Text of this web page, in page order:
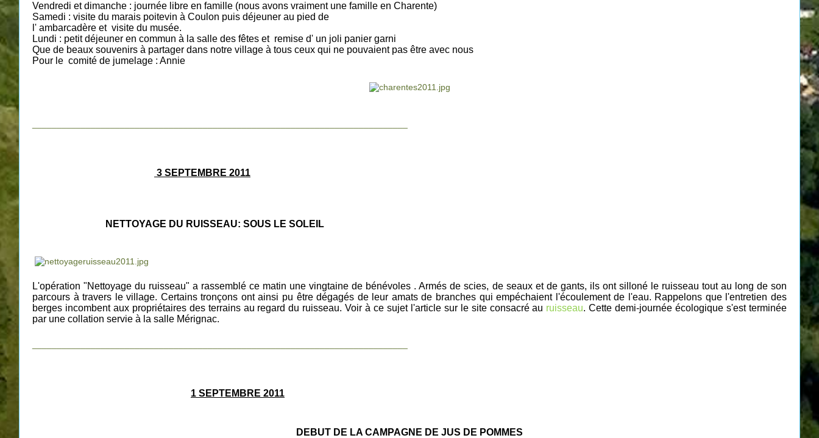
Vendredi et dimanche : journée libre en famille (nous avons vraiment une famille en Charente)
Samedi : visite du marais poitevin à Coulon puis déjeuner au pied de
l' ambarcadère et visite du musée.
Lundi : petit déjeuner en commun à la salle des fêtes et remise d' un joli panier garni
Que de beaux souvenirs à partager dans notre village à tous ceux qui ne pouvaient pas être avec nous
Pour le comité de jumelage : Annie
3 SEPTEMBRE 2011
NETTOYAGE DU RUISSEAU: SOUS LE SOLEIL
L'opération "Nettoyage du ruisseau" a rassemblé ce matin une vingtaine de bénévoles . Armés de scies, de seaux et de gants, ils ont silloné le ruisseau tout au long de son
parcours à travers le village. Certains tronçons ont ainsi pu être dégagés de leur amats de branches qui empéchaient l'écoulement de l'eau. Rappelons que l'entretien des
berges incombent aux propriétaires des terrains au regard du ruisseau. Voir à ce sujet l'article sur le site consacré au ruisseau. Cette demi-journée écologique s'est terminée
par une collation servie à la salle Mérignac.
1 SEPTEMBRE 2011
DEBUT DE LA CAMPAGNE DE JUS DE POMMES